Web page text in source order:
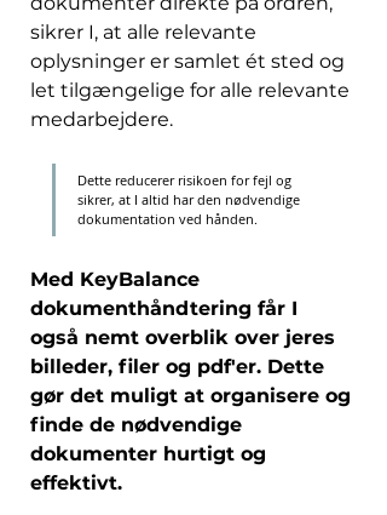
sikrer I, at alle relevante
oplysninger er samlet ét sted og
let tilgængelige for alle relevante
medarbejdere.
Dette reducerer risikoen for fejl og
sikrer, at I altid har den nødvendige
dokumentation ved hånden.
Med KeyBalance
dokumenthåndtering får I
også nemt overblik over jeres
billeder, filer og pdf'er. Dette
gør det muligt at organisere og
finde de nødvendige
dokumenter hurtigt og
effektivt.